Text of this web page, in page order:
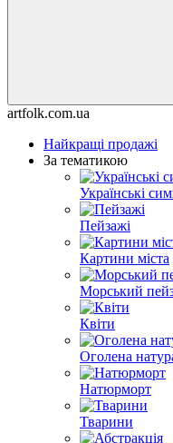
artfolk.com.ua
Найкращі продажі
За тематикою
Українські
Пейзажі
Картини міста
Морський
Квіти
Оголена
Натюрморт
Тварини